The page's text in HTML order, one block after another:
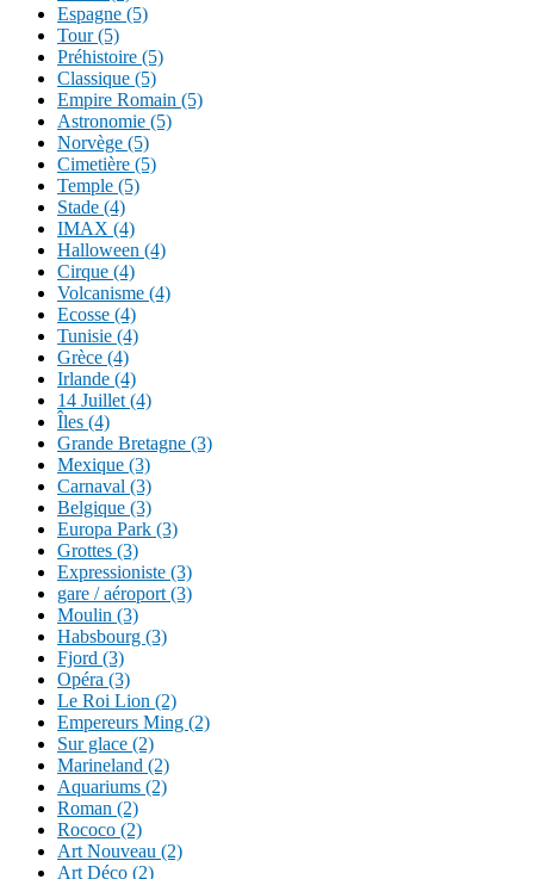
Espagne (5)
Tour (5)
Préhistoire (5)
Classique (5)
Empire Romain (5)
Astronomie (5)
Norvège (5)
Cimetière (5)
Temple (5)
Stade (4)
IMAX (4)
Halloween (4)
Cirque (4)
Volcanisme (4)
Ecosse (4)
Tunisie (4)
Grèce (4)
Irlande (4)
14 Juillet (4)
Îles (4)
Grande Bretagne (3)
Mexique (3)
Carnaval (3)
Belgique (3)
Europa Park (3)
Grottes (3)
Expressioniste (3)
gare / aéroport (3)
Moulin (3)
Habsbourg (3)
Fjord (3)
Opéra (3)
Le Roi Lion (2)
Empereurs Ming (2)
Sur glace (2)
Marineland (2)
Aquariums (2)
Roman (2)
Rococo (2)
Art Nouveau (2)
Art Déco (2)